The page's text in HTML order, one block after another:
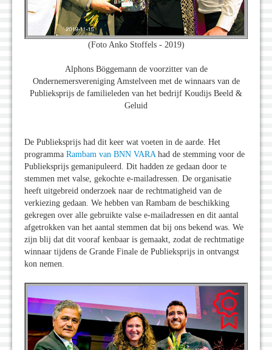
(Foto Anko Stoffels - 2019)
Alphons Böggemann de voorzitter van de
Ondernemersvereniging Amstelveen met de winnaars van de
Publieksprijs de familieleden van het bedrijf Koudijs Beeld &
Geluid
De Publieksprijs had dit keer wat voeten in de aarde. Het
programma Rambam van BNN VARAhad de stemming voor de
Publieksprijs gemanipuleerd. Dit hadden ze gedaan door te
stemmen met valse, gekochte e-mailadressen. De organisatie
heeft uitgebreid onderzoek naar de rechtmatigheid van de
verkiezing gedaan. We hebben van Rambam de beschikking
gekregen over alle gebruikte valse e-mailadressen en dit aantal
afgetrokken van het aantal stemmen dat bij ons bekend was. We
zijn blij dat dit vooraf kenbaar is gemaakt, zodat de rechtmatige
winnaar tijdens de Grande Finale de Publieksprijs in ontvangst
kon nemen.